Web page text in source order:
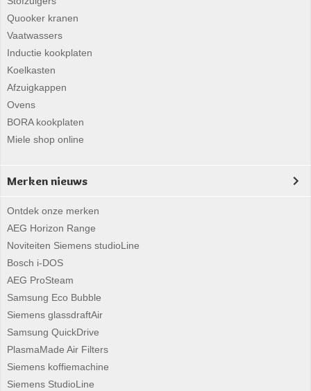
Quooker kranen
Vaatwassers
Inductie kookplaten
Koelkasten
Afzuigkappen
Ovens
BORA kookplaten
Miele shop online
Merken nieuws
Ontdek onze merken
AEG Horizon Range
Noviteiten Siemens studioLine
Bosch i-DOS
AEG ProSteam
Samsung Eco Bubble
Siemens glassdraftAir
Samsung QuickDrive
PlasmaMade Air Filters
Siemens koffiemachine
Siemens StudioLine